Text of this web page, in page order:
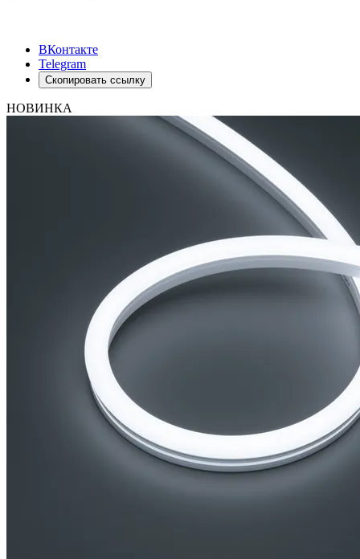
ВКонтакте
Telegram
Скопировать ссылку
НОВИНКА